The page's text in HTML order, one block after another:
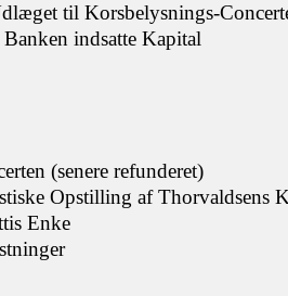
til Korsbelysnings-
indsatte Kapital
(senere refunderet)
Opstilling af Thorvaldsens
Enke